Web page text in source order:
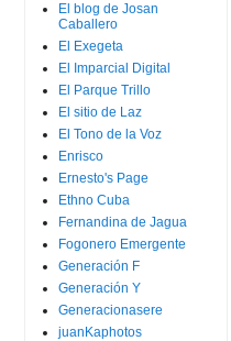
El blog de Josan
Caballero
El Exegeta
El Imparcial Digital
El Parque Trillo
El sitio de Laz
El Tono de la Voz
Enrisco
Ernesto's Page
Ethno Cuba
Fernandina de Jagua
Fogonero Emergente
Generación F
Generación Y
Generacionasere
juanKaphotos